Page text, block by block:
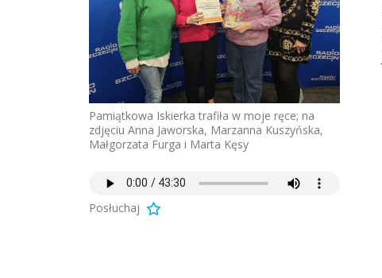
Pamiątkowa Iskierka trafiła w moje ręce; na
zdjęciu Anna Jaworska, Marzanna Kuszyńska,
Małgorzata Furga i Marta Kęsy
Posłuchaj